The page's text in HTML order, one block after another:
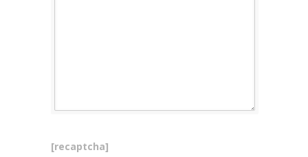
[recaptcha]